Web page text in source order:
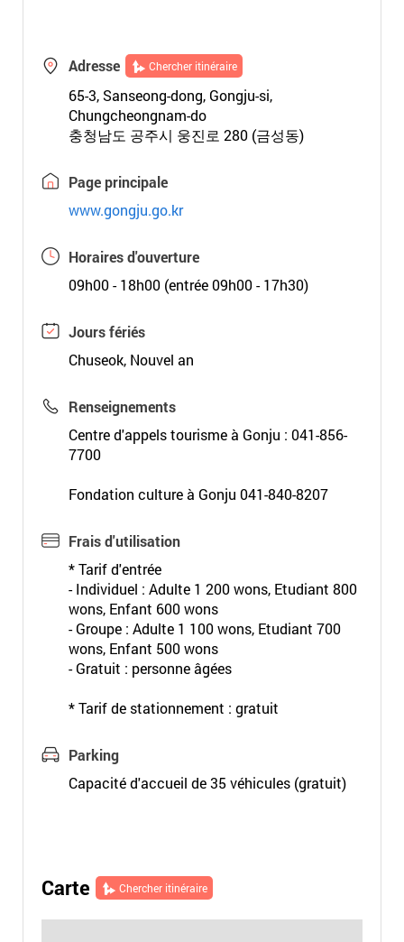
Adresse Chercher itinéraire
65-3, Sanseong-dong, Gongju-si,
Chungcheongnam-do
충청남도 공주시 웅진로 280 (금성동)
Page principale
www.gongju.go.kr
Horaires d'ouverture
09h00 - 18h00 (entrée 09h00 - 17h30)
Jours fériés
Chuseok, Nouvel an
Renseignements
Centre d'appels tourisme à Gonju : 041-856-
7700
Fondation culture à Gonju 041-840-8207
Frais d'utilisation
* Tarif d'entrée
- Individuel : Adulte 1 200 wons, Etudiant 800
wons, Enfant 600 wons
- Groupe : Adulte 1 100 wons, Etudiant 700
wons, Enfant 500 wons
- Gratuit : personne âgées
* Tarif de stationnement : gratuit
Parking
Capacité d'accueil de 35 véhicules (gratuit)
Carte Chercher itinéraire